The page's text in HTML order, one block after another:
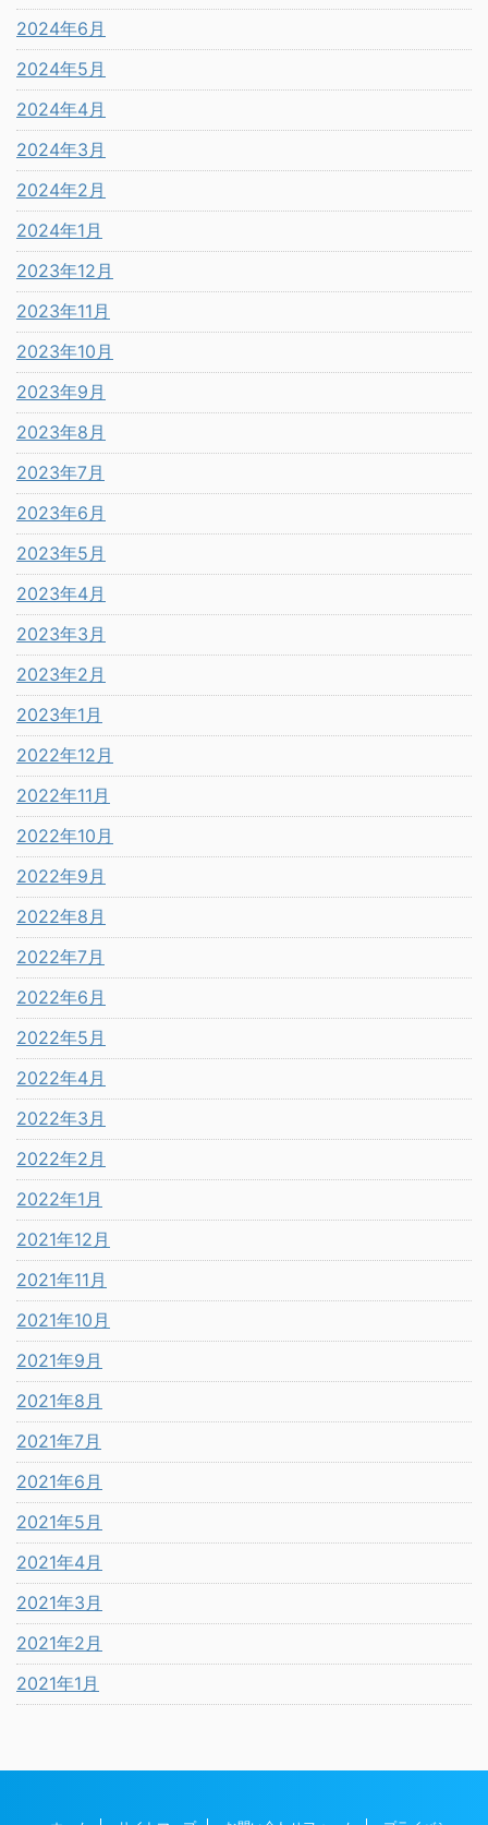
2024年6月
2024年5月
2024年4月
2024年3月
2024年2月
2024年1月
2023年12月
2023年11月
2023年10月
2023年9月
2023年8月
2023年7月
2023年6月
2023年5月
2023年4月
2023年3月
2023年2月
2023年1月
2022年12月
2022年11月
2022年10月
2022年9月
2022年8月
2022年7月
2022年6月
2022年5月
2022年4月
2022年3月
2022年2月
2022年1月
2021年12月
2021年11月
2021年10月
2021年9月
2021年8月
2021年7月
2021年6月
2021年5月
2021年4月
2021年3月
2021年2月
2021年1月